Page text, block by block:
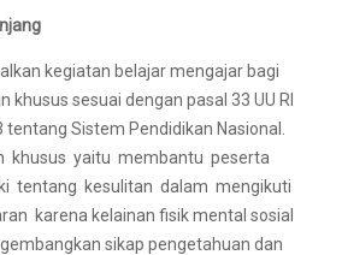
kegiatan belajar mengajar bagi
khusus sesuai dengan pasal 33 UU RI
tentang Sistem Pendidikan Nasional.
khusus yaitu membantu peserta
tentang kesulitan dalam mengikuti
karena kelainan fisik mental sosial
sikap pengetahuan dan